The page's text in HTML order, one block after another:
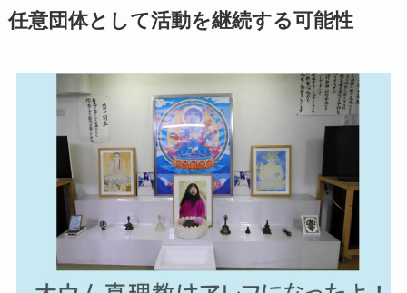
任意団体として活動を継続する可能性